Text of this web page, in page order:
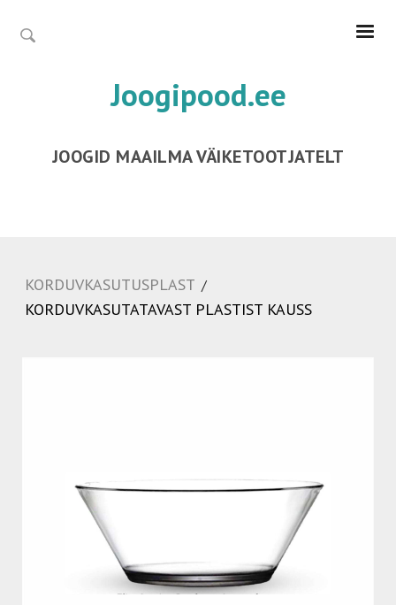
Joogipood.ee
JOOGID MAAILMA VÄIKETOOTJATELT
KORDUVKASUTUSPLAST /
KORDUVKASUTATAVAST PLASTIST KAUSS